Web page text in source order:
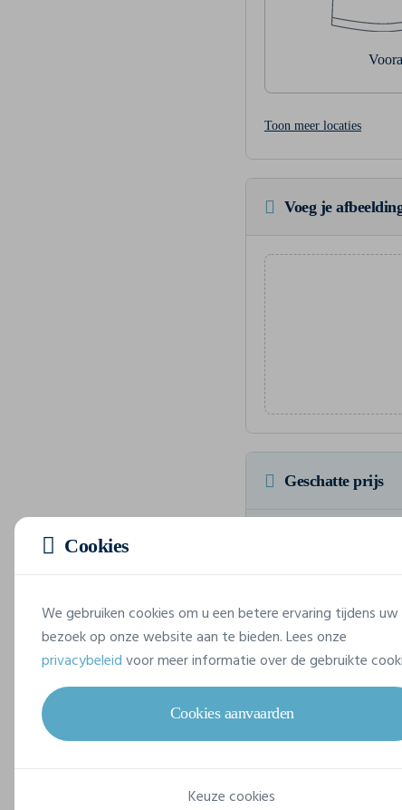
Toon meer locaties
Voeg je
Geschatte prijs
Merk
Build Your
Cookies
We gebruiken cookies om u een betere ervaring tijdens uw
bezoek op onze website aan te bieden. Lees onze
privacybeleidvoor meer informatie over de gebruikte
Cookies aanvaarden
Keuze cookies